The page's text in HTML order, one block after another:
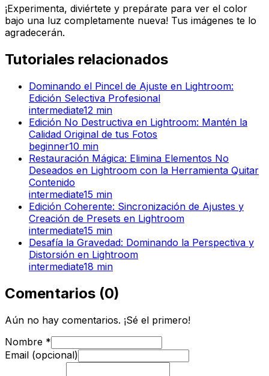
¡Experimenta, diviértete y prepárate para ver el color
bajo una luz completamente nueva! Tus imágenes te lo
agradecerán.
Tutoriales relacionados
Dominando el Pincel de Ajuste en Lightroom:
Edición Selectiva Profesional
intermediate12 min
Edición No Destructiva en Lightroom: Mantén la
Calidad Original de tus Fotos
beginner10 min
Restauración Mágica: Elimina Elementos No
Deseados en Lightroom con la Herramienta Quitar
Contenido
intermediate15 min
Edición Coherente: Sincronización de Ajustes y
Creación de Presets en Lightroom
intermediate15 min
Desafía la Gravedad: Dominando la Perspectiva y
Distorsión en Lightroom
intermediate18 min
Comentarios (0)
Aún no hay comentarios. ¡Sé el primero!
Nombre *
Email (opcional)